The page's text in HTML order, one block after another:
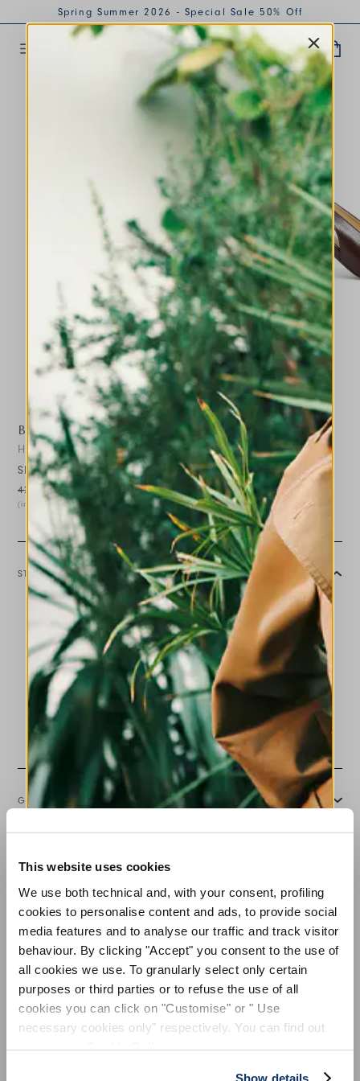
This website uses cookies
We use both technical and, with your consent, profiling
cookies to personalise content and ads, to provide social
media features and to analyse our traffic and track visitor
behaviour. By clicking "Accept" you consent to the use of
all cookies we use. To granularly select only certain
purposes or third parties or to refuse the use of all
cookies you can click on "Customise" or " Use
necessary cookies only" respectively. You can find out
more in ourCookie Policy.
Show details
Spring Summer 2026 - Special Sale 50% Off
MELDEN SIE SICH FÜR
UNSEREN NEWSLETTER AN
ABONNIEREN SIE UNSEREN NEWSLETTER
Abonnieren Sie unseren Newsletter, um
unsere neuesten Kollektionen vorab zu
entdecken.
Bleiben Sie über Neuigkeiten, Kooperationen
und Events informiert und erhalten Sie
VERVOLLSTÄNDIGT DEN LOOK
BRIGAND
HIGH
Slingback aus braunem Leder mit eckiger Spitze
255,00 €
425,00 € -40%
(inklusive 20% Mwst.)
STILISTISCHE HINWEISE
Aus weichem Leder gefertigt, hat der Slingback Brigand ein
skulpturales Design dank des quadratischen Zehs und des
diagonalen Absatzes. Vielseitig vervollständigt er mit Eleganz
Tag- und Abendlooks.
Quadratischer Zeh. Fersenband leicht elastisch. Skulpturaler
Absatz.
• Leder.
• Futter aus Leder.
GRÖSSE & PASSFORM
EINZELHEITEN ZUM PRODUKT
Kantakte | Versand | Teilen
COMPLETE THE LOOK